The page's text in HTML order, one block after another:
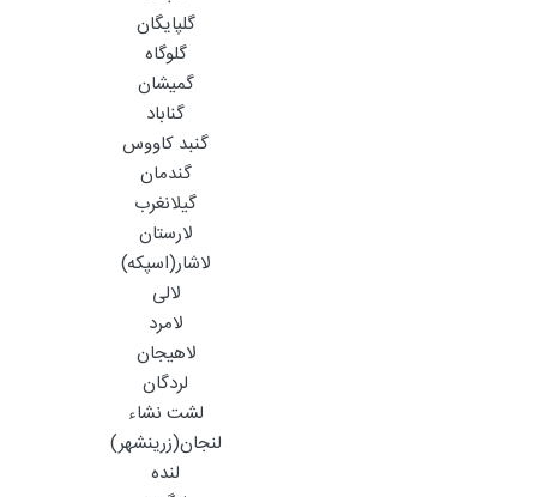
گلپایگان
گلوگاه
گمیشان
گناباد
گنبد کاووس
گندمان
گیلانغرب
لارستان
لاشار(اسپکه)
لالی
لامرد
لاهیجان
لردگان
لشت نشاء
لنجان(زرینشهر)
لنده